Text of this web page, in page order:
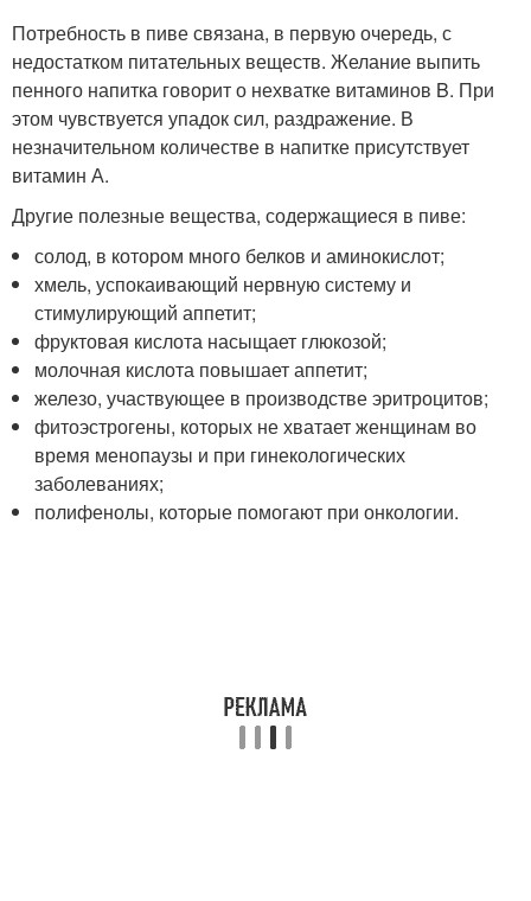
Потребность в пиве связана, в первую очередь, с
недостатком питательных веществ. Желание выпить
пенного напитка говорит о нехватке витаминов B. При
этом чувствуется упадок сил, раздражение. В
незначительном количестве в напитке присутствует
витамин А.
Другие полезные вещества, содержащиеся в пиве:
солод, в котором много белков и аминокислот;
хмель, успокаивающий нервную систему и
стимулирующий аппетит;
фруктовая кислота насыщает глюкозой;
молочная кислота повышает аппетит;
железо, участвующее в производстве эритроцитов;
фитоэстрогены, которых не хватает женщинам во
время менопаузы и при гинекологических
заболеваниях;
полифенолы, которые помогают при онкологии.